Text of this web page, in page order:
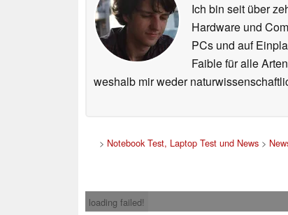
Ich bin seit über
Hardware und
PCs und auf
Faible für alle
weshalb mir weder
> Notebook Test, Laptop Test und News >
loading failed!